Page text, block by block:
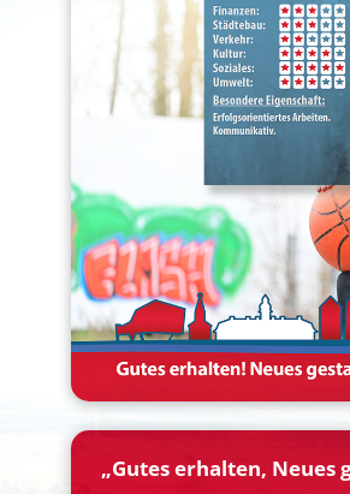
„Gutes erhalten,